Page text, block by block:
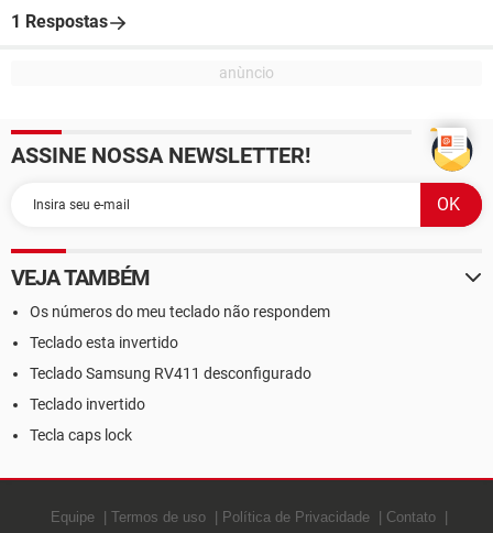
1 Respostas
ASSINE NOSSA NEWSLETTER!
VEJA TAMBÉM
Os números do meu teclado não respondem
Teclado esta invertido
Teclado Samsung RV411 desconfigurado
Teclado invertido
Tecla caps lock
Equipe Termos de uso Política de Privacidade Contato